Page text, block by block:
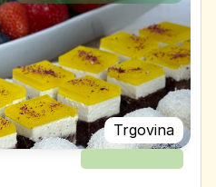
Trgovina